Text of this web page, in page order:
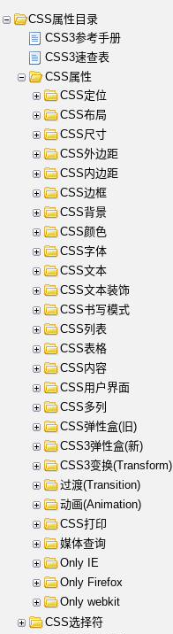
CSS属性目录
CSS3参考手册
CSS3速查表
CSS属性
CSS定位
CSS布局
CSS尺寸
CSS外边距
CSS内边距
CSS边框
CSS背景
CSS颜色
CSS字体
CSS文本
CSS文本装饰
CSS书写模式
CSS列表
CSS表格
CSS内容
CSS用户界面
CSS多列
CSS弹性盒(旧)
CSS3弹性盒(新)
CSS3变换(Transform)
过渡(Transition)
动画(Animation)
CSS打印
媒体查询
Only IE
Only Firefox
Only webkit
CSS选择符